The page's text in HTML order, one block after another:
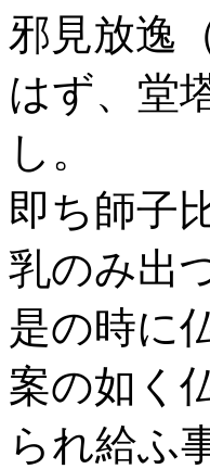
邪見放逸
はず、堂
し。
即ち師子
乳のみ出
是の時に
案の如く
られ給ふ